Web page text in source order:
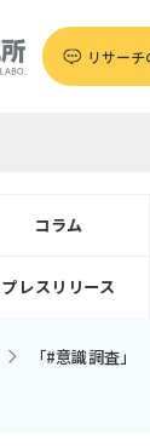
リサー
コラム
プレスリリース
「#意識調査」